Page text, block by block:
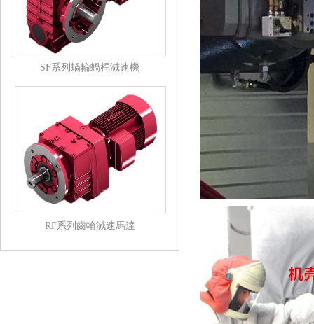
SF系列蝸輪蝸桿減速機
RF系列齒輪減速馬達